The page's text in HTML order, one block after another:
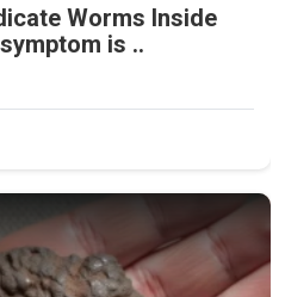
Worms Inside
is ..